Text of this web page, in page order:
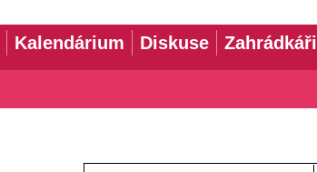
Kalendárium Diskuse Zahrádkáři